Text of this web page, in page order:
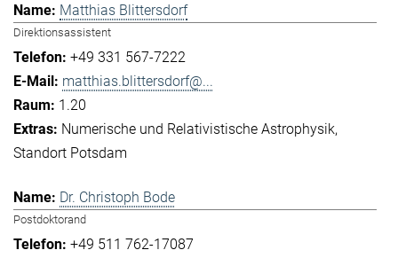
Matthias Blittersdorf
Direktionsassistent
+49 331 567-7222
matthias.blittersdorf@...
1.20
Numerische und Relativistische Astrophysik
Standort Potsdam
Dr. Christoph Bode
Postdoktorand
+49 511 762-17087